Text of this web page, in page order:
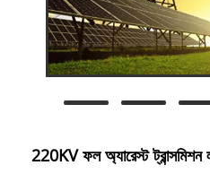
220KV ফল অ্যারেস্ট ট্রান্সমিশন